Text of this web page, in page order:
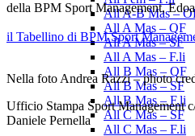
All A-B Mas –
All A Mas – QF
All A Mas – SF
All A Mas – F.li
All B Mas – QF
All B Mas – SF
All B Mas – F.li
All C Mas – SF
All C Mas – F.li
della BPM Sport Management,
il Tabellino di BPM Sport
Nella foto Andrea Razzi – photo
Ufficio Stampa Sport Management
Daniele Pernella